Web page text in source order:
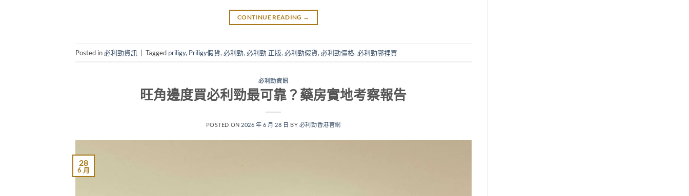
CONTINUE READING →
Posted in必利勁資訊 Tagged priligy, Priligy假貨, 必利勁, 必利勁 正版, 必利勁假貨, 必利勁價格, 必利勁哪裡買
必利勁資訊
旺角邊度買必利勁最可靠？藥房實地考察報告
POSTED ON 2026 年 6 月 28 日 BY 必利勁香港官網
28
6 月